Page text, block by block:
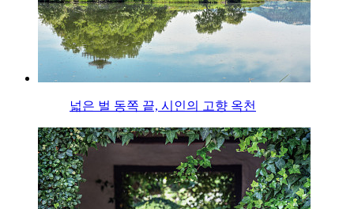
넓은 벌 동쪽 끝, 시인의 고향 옥천